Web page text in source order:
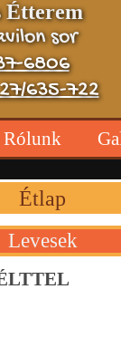
Étterem
sor
6806
635-722
Rólunk
Étlap
Levesek